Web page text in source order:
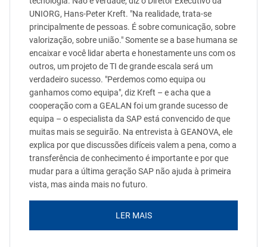
UNIORG, Hans-Peter Kreft. "Na realidade, trata-se
principalmente de pessoas. É sobre comunicação, sobre
valorização, sobre união." Somente se a base humana se
encaixar e você lidar aberta e honestamente uns com os
outros, um projeto de TI de grande escala será um
verdadeiro sucesso. "Perdemos como equipa ou
ganhamos como equipa", diz Kreft – e acha que a
cooperação com a GEALAN foi um grande sucesso de
equipa – o especialista da SAP está convencido de que
muitas mais se seguirão. Na entrevista à GEANOVA, ele
explica por que discussões difíceis valem a pena, como a
transferência de conhecimento é importante e por que
mudar para a última geração SAP não ajuda à primeira
vista, mas ainda mais no futuro.
LER MAIS